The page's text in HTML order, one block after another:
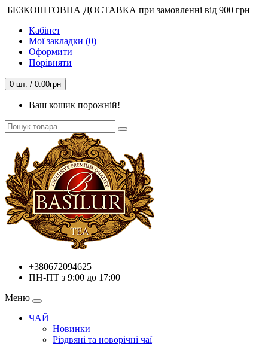
БЕЗКОШТОВНА ДОСТАВКА при замовленні від 900 грн
Кабінет
Мої закладки (0)
Оформити
Порівняти
0 шт. / 0.00грн
Ваш кошик порожній!
+380672094625
ПН-ПТ з 9:00 до 17:00
Меню
ЧАЙ
Новинки
Різдвяні та новорічні чаї